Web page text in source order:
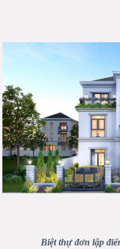
Biệt thự đơn lập